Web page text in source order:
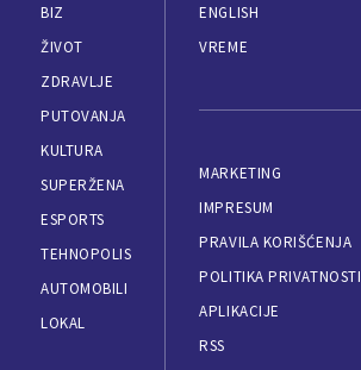
BIZ
ŽIVOT
ZDRAVLJE
PUTOVANJA
KULTURA
SUPERŽENA
ESPORTS
TEHNOPOLIS
AUTOMOBILI
LOKAL
ENGLISH
VREME
MARKETING
IMPRESUM
PRAVILA KORIŠĆENJA
POLITIKA PRIVATNOSTI
APLIKACIJE
RSS